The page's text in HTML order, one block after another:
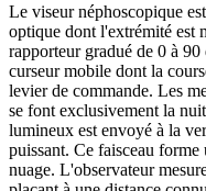
Le viseur néphoscopique
optique dont l'extrémité est
rapporteur gradué de 0 à
curseur mobile dont la
levier de commande. Les
se font exclusivement la
lumineux est envoyé à la
puissant. Ce faisceau
nuage. L'observateur